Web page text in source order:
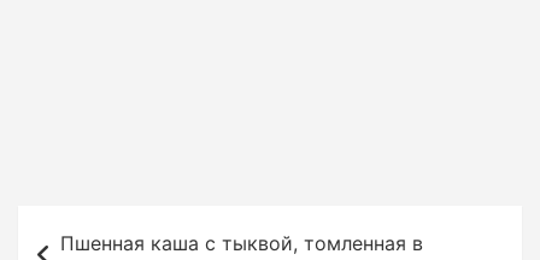
Пшенная каша с тыквой, томленная в